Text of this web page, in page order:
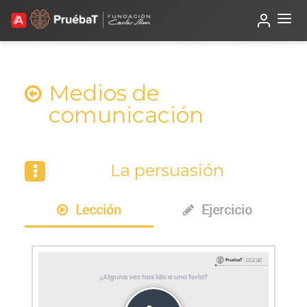
Medios de
comunicación
La persuasión
Lección Ejercicio
TutorIABeta